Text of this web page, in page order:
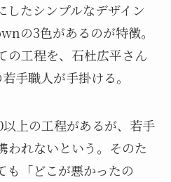
したシンプルなデザイン
の3色があるのが特徴。
の工程を、石杜広平さん
手職人が手掛ける。
上の工程があるが、若手
われないという。そのた
も「どこが悪かったの